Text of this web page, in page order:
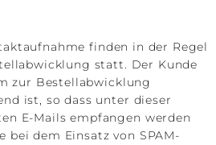
finden in der Regel
statt. Der Kunde
zur Bestellabwicklung
ist, so dass unter dieser
E-Mails empfangen werden
bei dem Einsatz von SPAM-